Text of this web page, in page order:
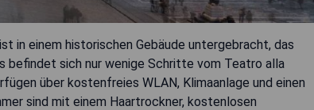
in einem historischen Gebäude untergebracht, das
befindet sich nur wenige Schritte vom Teatro alla
über kostenfreies WLAN, Klimaanlage und einen
sind mit einem Haartrockner, kostenlosen